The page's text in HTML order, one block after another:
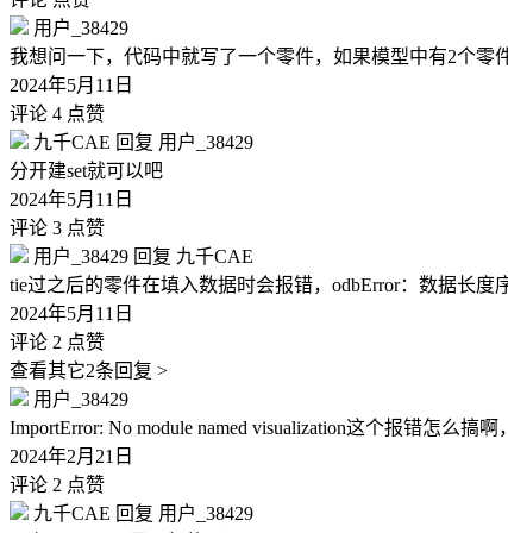
用户_38429
我想问一下，代码中就写了一个零件，如果模型中有2个零
2024年5月11日
评论 4 点赞
九千CAE 回复 用户_38429
分开建set就可以吧
2024年5月11日
评论 3 点赞
用户_38429 回复 九千CAE
tie过之后的零件在填入数据时会报错，odbError：数据长
2024年5月11日
评论 2 点赞
查看其它2条回复 >
用户_38429
ImportError: No module named visualization这个报错怎么搞
2024年2月21日
评论 2 点赞
九千CAE 回复 用户_38429